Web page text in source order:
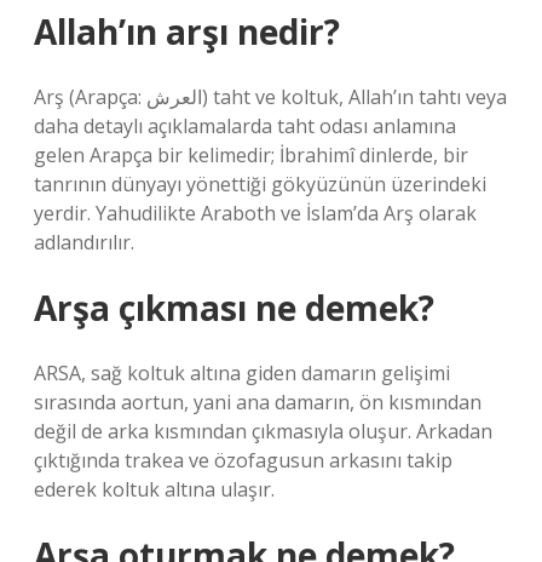
Allah’ın arşı nedir?
Arş (Arapça: العرش) taht ve koltuk, Allah’ın tahtı veya
daha detaylı açıklamalarda taht odası anlamına
gelen Arapça bir kelimedir; İbrahimî dinlerde, bir
tanrının dünyayı yönettiği gökyüzünün üzerindeki
yerdir. Yahudilikte Araboth ve İslam’da Arş olarak
adlandırılır.
Arşa çıkması ne demek?
ARSA, sağ koltuk altına giden damarın gelişimi
sırasında aortun, yani ana damarın, ön kısmından
değil de arka kısmından çıkmasıyla oluşur. Arkadan
çıktığında trakea ve özofagusun arkasını takip
ederek koltuk altına ulaşır.